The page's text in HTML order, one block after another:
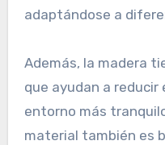
adaptándose a
Además, la madera
que ayudan a reducir
entorno más
material también es